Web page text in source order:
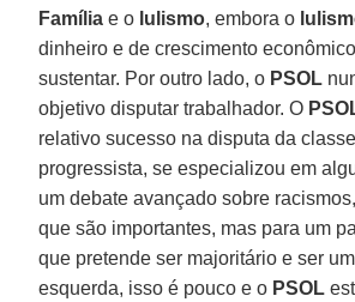
Família e o lulismo, embora o
dinheiro e de crescimento
sustentar. Por outro lado, o PSOL
objetivo disputar trabalhador. O
relativo sucesso na disputa da
progressista, se especializou em
um debate avançado sobre
que são importantes, mas para um
que pretende ser majoritário e ser
esquerda, isso é pouco e o PSOL